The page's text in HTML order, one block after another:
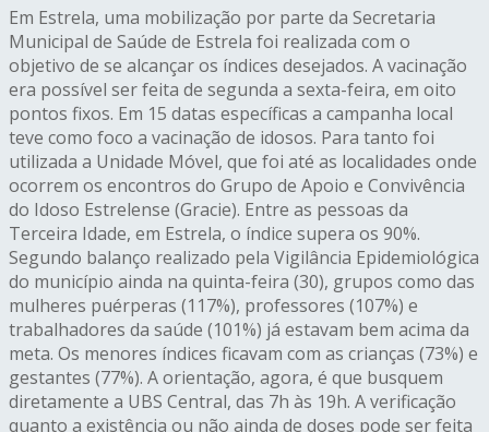
Em Estrela, uma mobilização por parte da Secretaria
Municipal de Saúde de Estrela foi realizada com o
objetivo de se alcançar os índices desejados. A vacinação
era possível ser feita de segunda a sexta-feira, em oito
pontos fixos. Em 15 datas específicas a campanha local
teve como foco a vacinação de idosos. Para tanto foi
utilizada a Unidade Móvel, que foi até as localidades onde
ocorrem os encontros do Grupo de Apoio e Convivência
do Idoso Estrelense (Gracie). Entre as pessoas da
Terceira Idade, em Estrela, o índice supera os 90%.
Segundo balanço realizado pela Vigilância Epidemiológica
do município ainda na quinta-feira (30), grupos como das
mulheres puérperas (117%), professores (107%) e
trabalhadores da saúde (101%) já estavam bem acima da
meta. Os menores índices ficavam com as crianças (73%) e
gestantes (77%). A orientação, agora, é que busquem
diretamente a UBS Central, das 7h às 19h. A verificação
quanto a existência ou não ainda de doses pode ser feita